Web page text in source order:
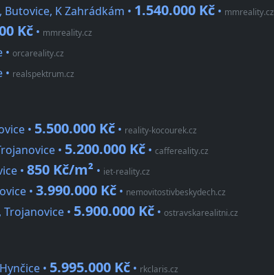
Butovice, K Zahrádkám • 1.540.000 Kč • mmreality.cz
Kč • mmreality.cz
• orcareality.cz
• realspektrum.cz
• 5.500.000 Kč • reality-kocourek.cz
• 5.200.000 Kč • caffereality.cz
• 850 Kč/m² • iet-reality.cz
• 3.990.000 Kč • nemovitostivbeskydech.cz
• 5.900.000 Kč • ostravskarealitni.cz
• 5.995.000 Kč • rkclaris.cz